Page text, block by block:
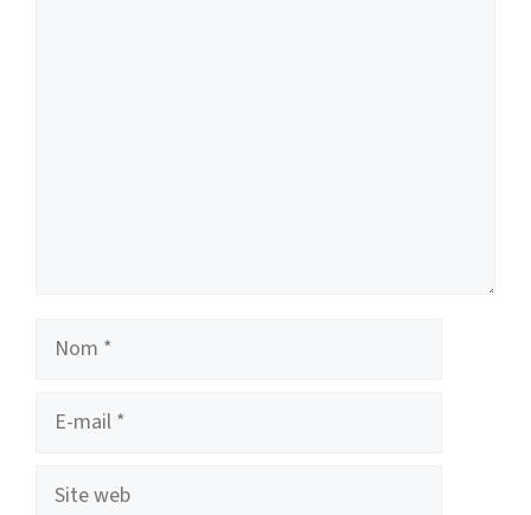
Nom
Site